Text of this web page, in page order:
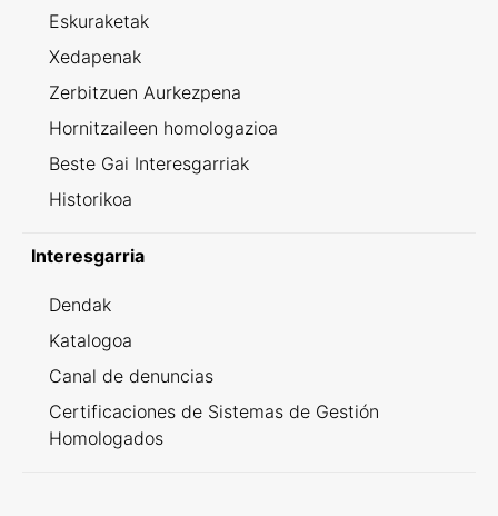
Eskuraketak
Xedapenak
Zerbitzuen Aurkezpena
Hornitzaileen homologazioa
Beste Gai Interesgarriak
Historikoa
Interesgarria
Dendak
Katalogoa
Canal de denuncias
Certificaciones de Sistemas de Gestión
Homologados